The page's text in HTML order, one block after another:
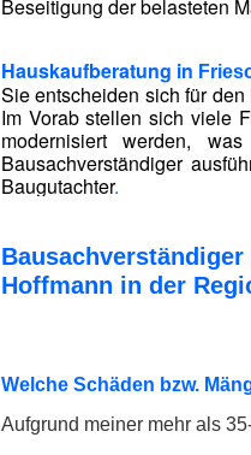
Beseitigung der belasteten
Welche Schäden bzw.
Aufgrund meiner mehr als
Hauskaufberatung in
Sie entscheiden sich für
Im Vorab stellen sich viele
modernisiert werden,
Bausachverständiger
Baugutachter.
Hoffmann in der